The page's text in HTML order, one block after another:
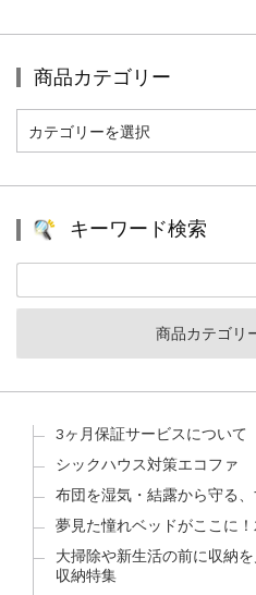
商品カテゴリー
品
カ
キーワード検索
商品カテゴリ
3ヶ月保証サービスについて
シックハウス対策エコファ
布団を湿気・結露から守る
夢見た憧れベッドがここに
大掃除や新生活の前に収納
収納特集